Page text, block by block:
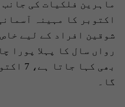
ماہرین فلکیات کی جانب
اکتوبر کا مہینہ
شوقین افراد کے لیے خاص
رواں سال کا پہلا پورا
بھی
گا۔